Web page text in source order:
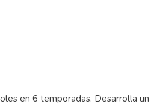
en 6 temporadas. Desarrolla un